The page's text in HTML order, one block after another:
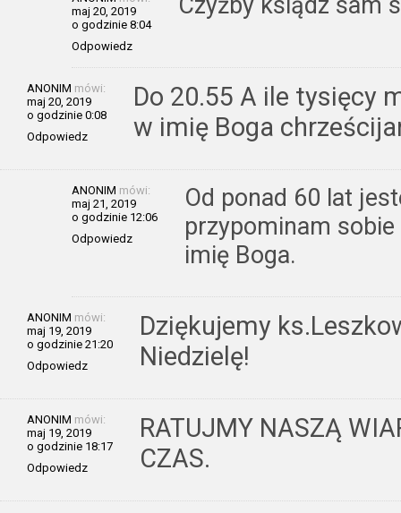
maj 20, 2019
o godzinie 8:04
Odpowiedz
ANONIM mówi:
maj 20, 2019
o godzinie 0:08
Odpowiedz
Do 20.55 A ile tysięcy
w imię Boga
ANONIM mówi:
maj 21, 2019
o godzinie 12:06
Odpowiedz
Od ponad 60 lat
przypominam
imię Boga.
ANONIM mówi:
maj 19, 2019
o godzinie 21:20
Odpowiedz
Dziękujemy
Niedzielę!
ANONIM mówi:
maj 19, 2019
o godzinie 18:17
Odpowiedz
RATUJMY NASZĄ
CZAS.